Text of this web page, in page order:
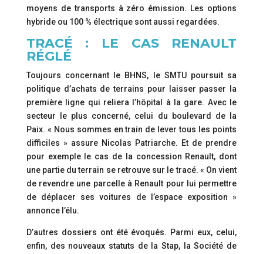
moyens de transports à zéro émission. Les options
hybride ou 100 % électrique sont aussi regardées.
TRACÉ : LE CAS RENAULT
RÉGLÉ
Toujours concernant le BHNS, le SMTU poursuit sa
politique d’achats de terrains pour laisser passer la
première ligne qui reliera l’hôpital à la gare. Avec le
secteur le plus concerné, celui du boulevard de la
Paix. « Nous sommes en train de lever tous les points
difficiles » assure Nicolas Patriarche. Et de prendre
pour exemple le cas de la concession Renault, dont
une partie du terrain se retrouve sur le tracé. « On vient
de revendre une parcelle à Renault pour lui permettre
de déplacer ses voitures de l’espace exposition »
annonce l’élu.
D’autres dossiers ont été évoqués. Parmi eux, celui,
enfin, des nouveaux statuts de la Stap, la Société de